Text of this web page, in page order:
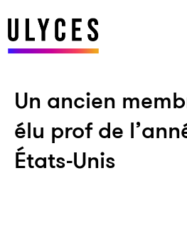
Un ancien
élu prof de
États-Unis